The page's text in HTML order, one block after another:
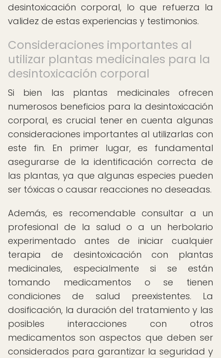
desintoxicación corporal, lo que refuerza la
validez de estas experiencias y testimonios.
Consideraciones importantes al
utilizar plantas medicinales para la
desintoxicación corporal
Si bien las plantas medicinales ofrecen
numerosos beneficios para la desintoxicación
corporal, es crucial tener en cuenta algunas
consideraciones importantes al utilizarlas con
este fin. En primer lugar, es fundamental
asegurarse de la identificación correcta de
las plantas, ya que algunas especies pueden
ser tóxicas o causar reacciones no deseadas.
Además, es recomendable consultar a un
profesional de la salud o a un herbolario
experimentado antes de iniciar cualquier
terapia de desintoxicación con plantas
medicinales, especialmente si se están
tomando medicamentos o se tienen
condiciones de salud preexistentes. La
dosificación, la duración del tratamiento y las
posibles interacciones con otros
medicamentos son aspectos que deben ser
considerados para garantizar la seguridad y